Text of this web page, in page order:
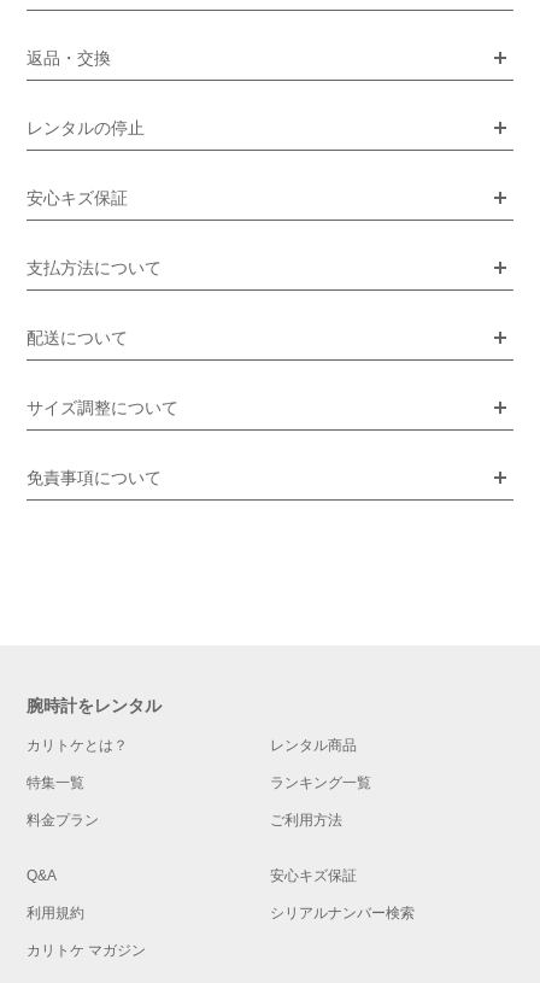
返品・交換
レンタルの停止
安心キズ保証
支払方法について
配送について
サイズ調整について
免責事項について
腕時計をレンタル
カリトケとは？ レンタル商品
特集一覧 ランキング一覧
料金プラン ご利用方法
Q&A 安心キズ保証
利用規約 シリアルナンバー検索
カリトケ マガジン